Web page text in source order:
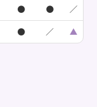
● ● ／
● ／ ▲